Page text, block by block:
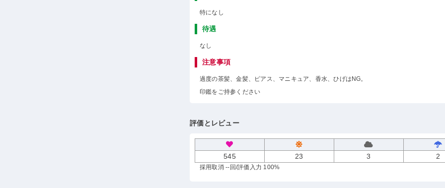
特になし
待遇
なし
注意事項
過度の茶髪、金髪、ピアス、マニキュア、香水、ひげはNG。
印鑑をご持参ください
評価とレビュー
545 23 3 2
採用取消 --回/評価入力 100%